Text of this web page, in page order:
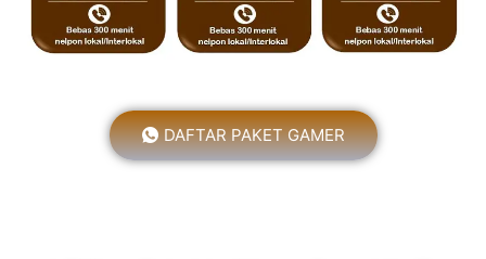
DAFTAR PAKET GAMER